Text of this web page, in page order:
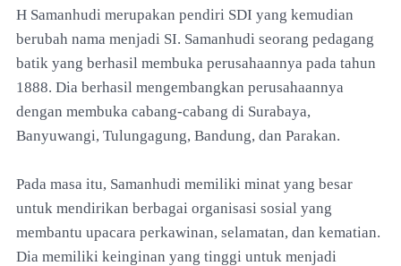
H Samanhudi merupakan pendiri SDI yang kemudian
berubah nama menjadi SI. Samanhudi seorang pedagang
batik yang berhasil membuka perusahaannya pada tahun
1888. Dia berhasil mengembangkan perusahaannya
dengan membuka cabang-cabang di Surabaya,
Banyuwangi, Tulungagung, Bandung, dan Parakan.
Pada masa itu, Samanhudi memiliki minat yang besar
untuk mendirikan berbagai organisasi sosial yang
membantu upacara perkawinan, selamatan, dan kematian.
Dia memiliki keinginan yang tinggi untuk menjadi